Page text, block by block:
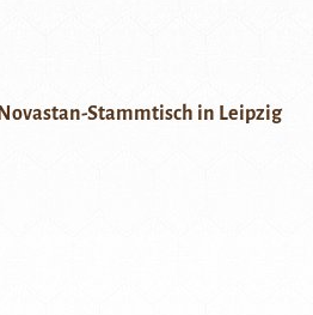
Stammtisch in Leipzig